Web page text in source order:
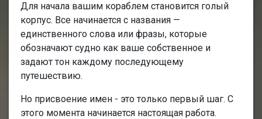
Для начала вашим кораблем становится голый
корпус. Все начинается с названия —
единственного слова или фразы, которые
обозначают судно как ваше собственное и
задают тон каждому последующему
путешествию.
Но присвоение имен - это только первый шаг. С
этого момента начинается настоящая работа.